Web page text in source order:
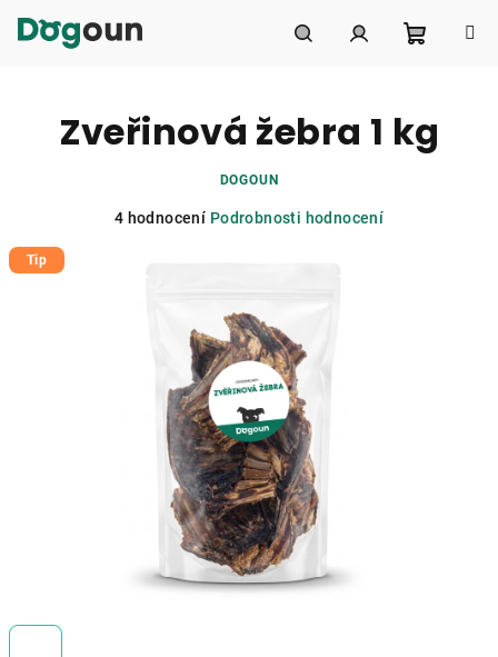
košík
Zveřinová žebra 1 kg
DOGOUN
Průměrné
hvězdiček.
4 hodnocení Podrobnosti hodnocení
Tip